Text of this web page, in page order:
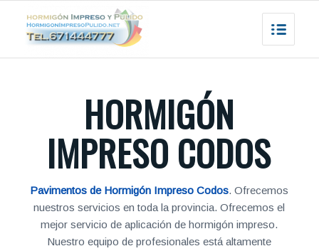
HORMIGÓN
IMPRESO CODOS
Pavimentos de Hormigón Impreso Codos. Ofrecemos
nuestros servicios en toda la provincia. Ofrecemos el
mejor servicio de aplicación de hormigón impreso.
Nuestro equipo de profesionales está altamente